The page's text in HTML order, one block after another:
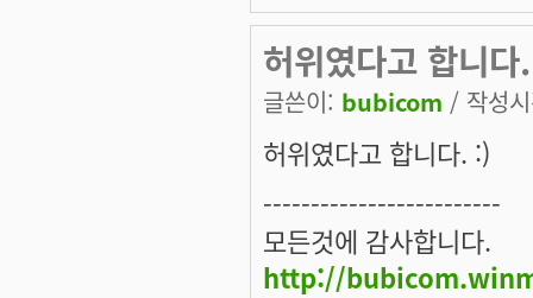
허위였다고 합니
글쓴이: bubicom / 작성
허위였다고 합니다. :)
-------------------------
모든것에 감사합니다.
http://